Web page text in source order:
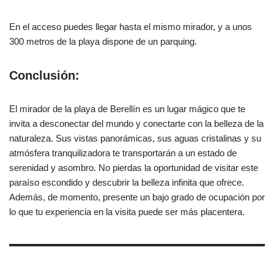
En el acceso puedes llegar hasta el mismo mirador, y a unos
300 metros de la playa dispone de un parquing.
Conclusión:
El mirador de la playa de Berellín es un lugar mágico que te
invita a desconectar del mundo y conectarte con la belleza de la
naturaleza. Sus vistas panorámicas, sus aguas cristalinas y su
atmósfera tranquilizadora te transportarán a un estado de
serenidad y asombro. No pierdas la oportunidad de visitar este
paraíso escondido y descubrir la belleza infinita que ofrece.
Además, de momento, presente un bajo grado de ocupación por
lo que tu experiencia en la visita puede ser más placentera.